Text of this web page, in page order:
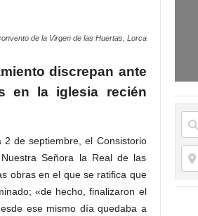
de la Virgen de las Huertas, Lorca
discrepan ante
en la iglesia recién
de septiembre, el Consistorio
Señora la Real de las
obras en el que se ratifica que
«de hecho, finalizaron el
ese mismo día quedaba a